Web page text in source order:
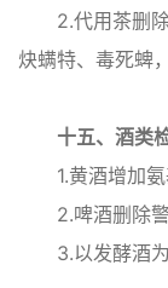
2.代用茶删
炔螨特、毒死蜱
十五、酒类
1.黄酒增加氨
2.啤酒删除
3.以发酵酒